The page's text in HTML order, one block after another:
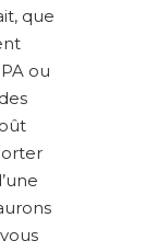
que
ou